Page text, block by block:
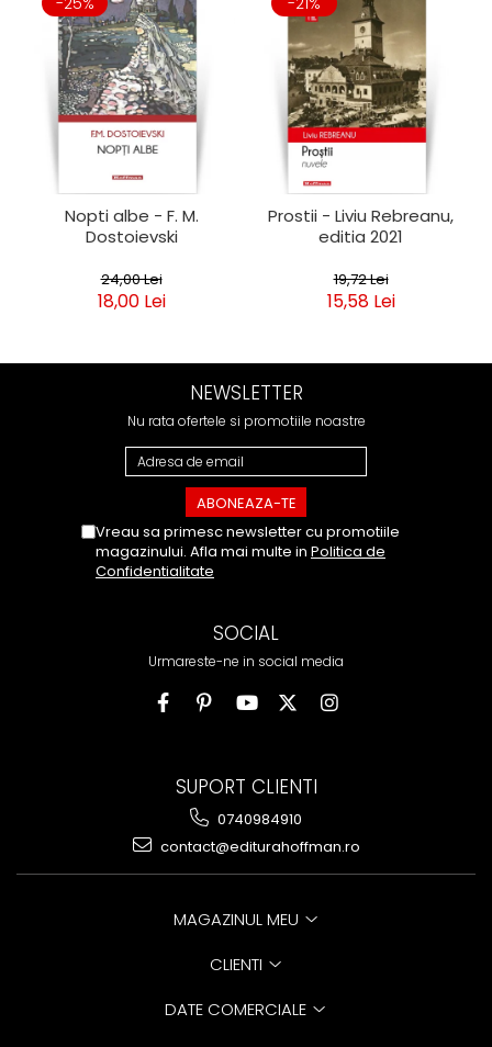
Nopti albe - F. M.
Dostoievski
24,00 Lei
18,00 Lei
Prostii - Liviu Rebreanu,
editia 2021
19,72 Lei
15,58 Lei
NEWSLETTER
Nu rata ofertele si promotiile noastre
Vreau sa primesc newsletter cu promotiile
magazinului. Afla mai multe in Politica de
Confidentialitate
SOCIAL
Urmareste-ne in social media
SUPORT CLIENTI
0740984910
contact@editurahoffman.ro
MAGAZINUL MEU
CLIENTI
DATE COMERCIALE